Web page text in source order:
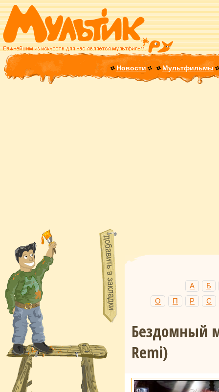
Новости Мультфильмы
А
Б
О
П Р С
Бездомный
Remi)